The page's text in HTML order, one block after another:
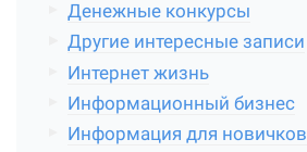
Денежные конкурсы
Другие интересные записи
Интернет жизнь
Информационный бизнес
Информация для новичков